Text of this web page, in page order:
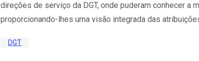
direções de serviço da DGT, onde puderam conhecer
proporcionando-lhes uma visão integrada das
DGT